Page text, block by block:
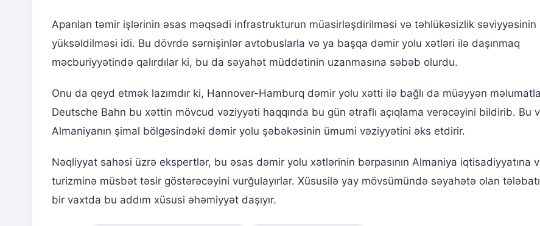
Aparılan təmir işlərinin əsas məqsədi infrastrukturun müasirləşdirilməsi və təhlükəsizlik səviyyəsinin
yüksəldilməsi idi. Bu dövrdə sərnişinlər avtobuslarla və ya başqa dəmir yolu xətləri ilə daşınmaq
məcburiyyətində qalırdılar ki, bu da səyahət müddətinin uzanmasına səbəb olurdu.
Onu da qeyd etmək lazımdır ki, Hannover-Hamburq dəmir yolu xətti ilə bağlı da müəyyən
Deutsche Bahn bu xəttin mövcud vəziyyəti haqqında bu gün ətraflı açıqlama verəcəyini bildirib. Bu
Almaniyanın şimal bölgəsindəki dəmir yolu şəbəkəsinin ümumi vəziyyətini əks etdirir.
Nəqliyyat sahəsi üzrə ekspertlər, bu əsas dəmir yolu xətlərinin bərpasının Almaniya iqtisadiyyatına
turizminə müsbət təsir göstərəcəyini vurğulayırlar. Xüsusilə yay mövsümündə səyahətə olan
bir vaxtda bu addım xüsusi əhəmiyyət daşıyır.